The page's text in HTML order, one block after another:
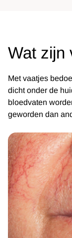
Wat zijn
Met vaatjes
dicht onder de
bloedvaten
geworden dan